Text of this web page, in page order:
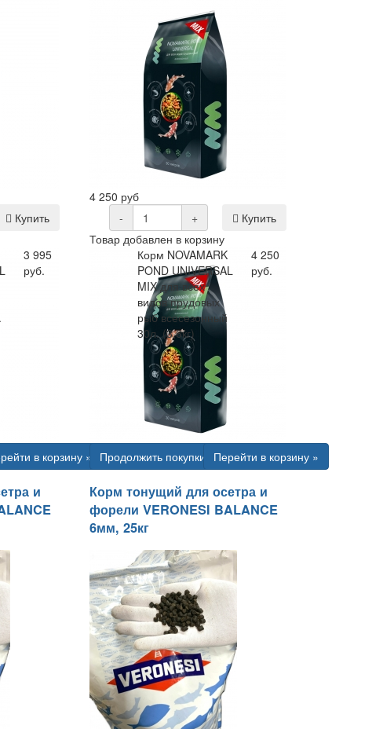
Купить
3 995
руб.
в корзину »
4 250 руб
-
+
Купить
Товар добавлен в корзину
Корм NOVAMARK
POND UNIVERSAL
MIX для всех
видов прудовых
рыб всесезонный
30л. (3,6кг)
4 250
руб.
Продолжить покупки Перейти в корзину »
и
Корм тонущий для осетра и
форели VERONESI BALANCE
6мм, 25кг